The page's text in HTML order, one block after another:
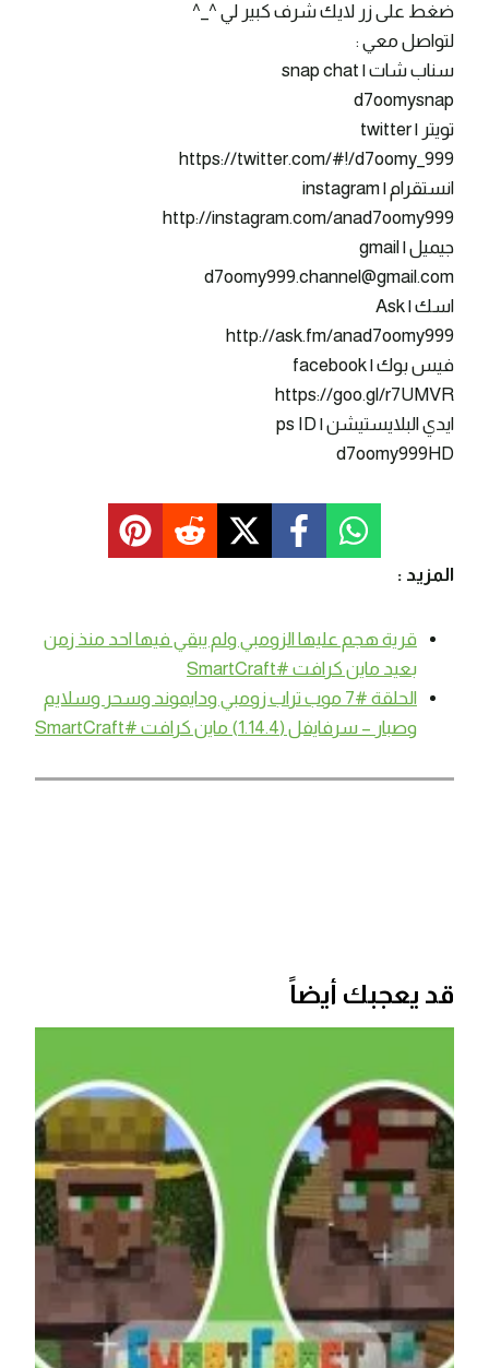
ضغط على زر لايك شرف كبير لي ^_^
لتواصل معي :
سناب شات | snap chat
d7oomysnap
تويتر | twitter
https://twitter.com/#!/d7oomy_999
انستقرام | instagram
http://instagram.com/anad7oomy999
جيميل | gmail
d7oomy999.channel@gmail.com
اسك | Ask
http://ask.fm/anad7oomy999
فيس بوك | facebook
https://goo.gl/r7UMVR
ايدي البلايستيشن | ps ID
d7oomy999HD
المزيد :
قرية هجم عليها الزومبي ولم يبقي فيها احد منذ زمن
بعيد ماين كرافت #SmartCraft
الحلقة #7 موب تراب زومبي ودايموند وسحر وسلايم
وصبار – سرفايفل (1.14.4) ماين كرافت #SmartCraft
قد يعجبك أيضاً